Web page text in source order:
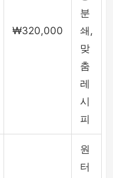
₩320,000
분
쇄,
맞
춤
레
시
피
원
터